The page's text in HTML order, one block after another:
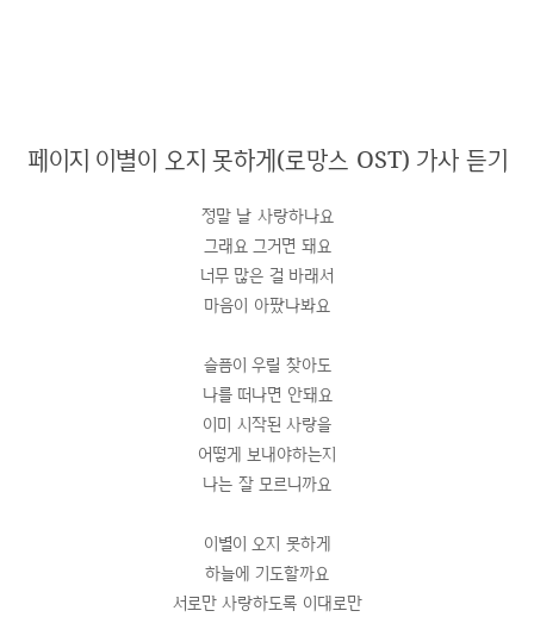
페이지 이별이 오지 못하게(로망스 OST) 가사 듣기
정말 날 사랑하나요
그래요 그거면 돼요
너무 많은 걸 바래서
마음이 아팠나봐요
슬픔이 우릴 찾아도
나를 떠나면 안돼요
이미 시작된 사랑을
어떻게 보내야하는지
나는 잘 모르니까요
이별이 오지 못하게
하늘에 기도할까요
서로만 사랑하도록 이대로만